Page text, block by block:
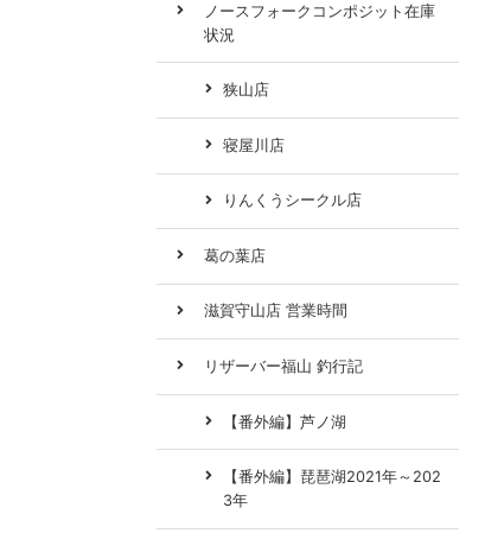
ノースフォークコンポジット在庫
状況
狭山店
寝屋川店
りんくうシークル店
葛の葉店
滋賀守山店 営業時間
リザーバー福山 釣行記
【番外編】芦ノ湖
【番外編】琵琶湖2021年～202
3年